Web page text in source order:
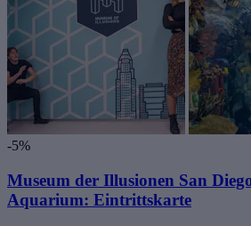
-5%
Museum der Illusionen San
Aquarium: Eintrittskarte